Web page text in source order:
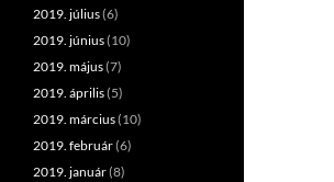
2019. július(6)
2019. június(10)
2019. május(7)
2019. április(5)
2019. március(10)
2019. február(6)
2019. január(8)